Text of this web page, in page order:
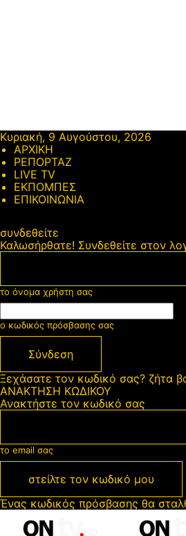
Κυριακή, 9 Αυγούστου, 2026
ΑΡΧΙΚΗ
ΡΕΠΟΡΤΑΖ
LIVE TV
ΕΚΠΟΜΠΕΣ
ΕΠΙΚΟΙΝΩΝΙΑ
συνδεθείτε
Καλωσήρθατε! Συνδεθείτε στον
το όνομα χρήστη σας
ο κωδικός πρόσβασης σας
Ξεχάσατε τον κωδικό σας? ζήτα
ΑΝΑΚΤΗΣΗ ΚΩΔΙΚΟΥ
Ανακτήστε τον κωδικό σας
το email σας
Ένας κωδικός πρόσβασης θα